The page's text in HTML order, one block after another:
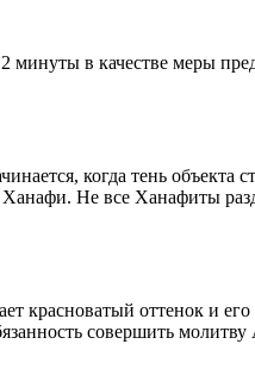
в качестве меры
когда тень
Не все Ханафиты
красноватый оттенок и
совершить